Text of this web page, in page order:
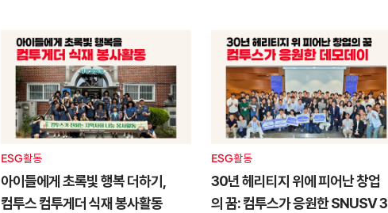
ESG활동
아이들에게 초록빛 행복 더하기,
컴투스 컴투게더 식재 봉사활동
ESG활동
30년 헤리티지 위에 피어난 창업
의 꿈: 컴투스가 응원한 SNUSV 3